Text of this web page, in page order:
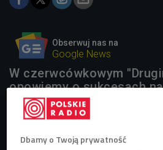
Obserwuj nas na
Google News
W czerwcówkowym
opowiemy o sukcesach
było chwilę poczekać.
bohaterkami audycji będą
okazały się lepsze od
Dbamy o Twoją prywatność